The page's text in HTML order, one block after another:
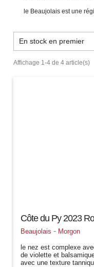
le Beaujolais est une
En stock en premier
Affichage 1-4 de 4 article(s)
Côte du Py 2023
Beaujolais - Morgon
le nez est complexe
de violette et
avec une texture